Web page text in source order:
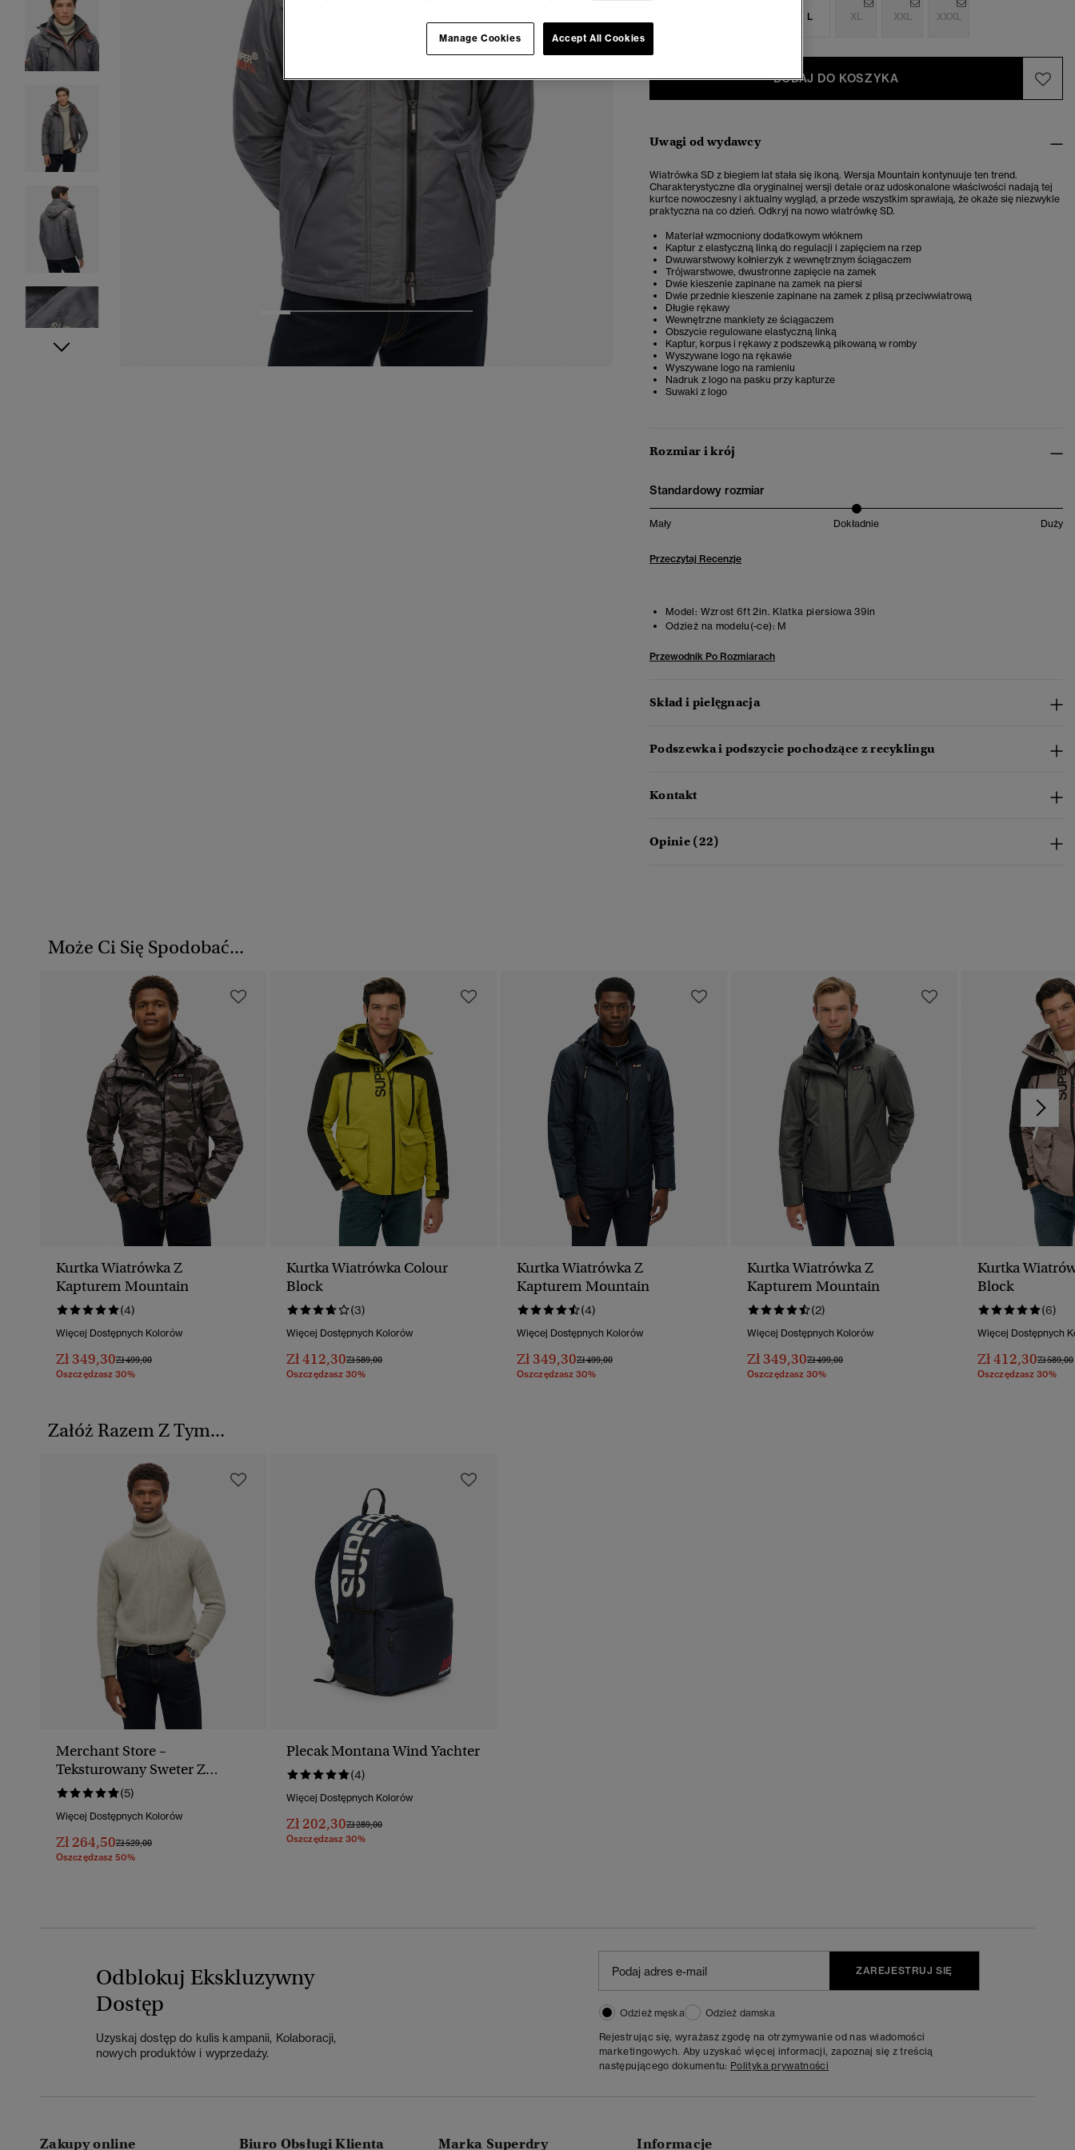
1
L XL XXL XXXL
DODAJ DO KOSZYKA
Uwagi od wydawcy
Wiatrówka SD z biegiem lat stała się ikoną. Wersja Mountain kontynuuje ten trend.
Charakterystyczne dla oryginalnej wersji detale oraz udoskonalone właściwości nadają tej
kurtce nowoczesny i aktualny wygląd, a przede wszystkim sprawiają, że okaże się niezwykle
praktyczna na co dzień. Odkryj na nowo wiatrówkę SD.
Materiał wzmocniony dodatkowym włóknem
Kaptur z elastyczną linką do regulacji i zapięciem na rzep
Dwuwarstwowy kołnierzyk z wewnętrznym ściągaczem
Trójwarstwowe, dwustronne zapięcie na zamek
Dwie kieszenie zapinane na zamek na piersi
Dwie przednie kieszenie zapinane na zamek z plisą przeciwwiatrową
Długie rękawy
Wewnętrzne mankiety ze ściągaczem
Obszycie regulowane elastyczną linką
Kaptur, korpus i rękawy z podszewką pikowaną w romby
Wyszywane logo na rękawie
Wyszywane logo na ramieniu
Nadruk z logo na pasku przy kapturze
Suwaki z logo
Rozmiar i krój
Standardowy rozmiar
Mały Dokładnie Duży
Przeczytaj Recenzje
Model: Wzrost 6ft 2in. Klatka piersiowa 39in
Odzież na modelu(-ce): M
Przewodnik Po Rozmiarach
Skład i pielęgnacja
Podszewka i podszycie pochodzące z recyklingu
Kontakt
Opinie (22)
Może Ci Się Spodobać...
Kurtka Wiatrówka Z
Kapturem Mountain
(4)
Więcej Dostępnych Kolorów
Zł 349,30Cena Obniżona Od
Zł 499,00Do
Oszczędzasz 30%
Kurtka Wiatrówka Colour
Block
(3)
Więcej Dostępnych Kolorów
Zł 412,30Cena Obniżona Od
Zł 589,00Do
Oszczędzasz 30%
Kurtka Wiatrówka Z
Kapturem Mountain
(4)
Więcej Dostępnych Kolorów
Zł 349,30Cena Obniżona Od
Zł 499,00Do
Oszczędzasz 30%
Kurtka Wiatrówka Z
Kapturem Mountain
(2)
Więcej Dostępnych Kolorów
Zł 349,30Cena Obniżona Od
Zł 499,00Do
Oszczędzasz 30%
Kurtka
Block
(6)
Więcej Dostępnych
Zł 412,30Cena
Zł 589,00
Oszczędzasz 30%
Załóż Razem Z Tym...
Merchant Store –
Teksturowany Sweter Z
Golfem
(5)
Więcej Dostępnych Kolorów
Zł 264,50Cena Obniżona Od
Zł 529,00Do
Oszczędzasz 50%
Plecak Montana Wind Yachter
(4)
Więcej Dostępnych Kolorów
Zł 202,30Cena Obniżona Od
Zł 289,00Do
Oszczędzasz 30%
Odblokuj Ekskluzywny
Dostęp
Uzyskaj dostęp do kulis kampanii, Kolaboracji,
nowych produktów i wyprzedaży.
ZAREJESTRUJ SIĘ
Odzież męska
Odzież damska
Rejestrując się, wyrażasz zgodę na otrzymywanie od nas wiadomości
marketingowych. Aby uzyskać więcej informacji, zapoznaj się z treścią
następującego dokumentu: Polityka prywatności
Zakupy online Biuro Obsługi Klienta Marka Superdry Informacje
Accept All Cookies
Manage Cookies